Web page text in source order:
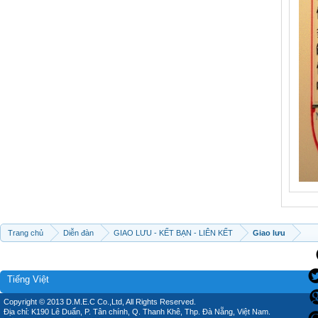
Trang chủ Diễn đàn GIAO LƯU - KẾT BẠN - LIÊN KẾT Giao lưu
Tiếng Việt
Copyright © 2013 D.M.E.C Co.,Ltd, All Rights Reserved.
Địa chỉ: K190 Lê Duẩn, P. Tân chính, Q. Thanh Khê, Thp. Đà Nẵng, Việt Nam.